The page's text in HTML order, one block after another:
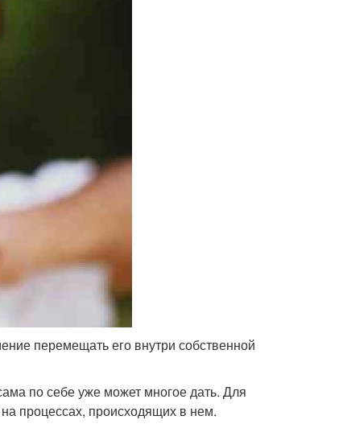
перемещать его внутри собственной
по себе уже может многое дать. Для
процессах, происходящих в нем.